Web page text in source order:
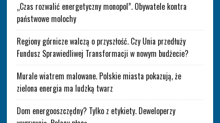
„Czas rozwalić energetyczny monopol”. Obywatele kontra
państwowe molochy
Regiony górnicze walczą o przyszłość. Czy Unia przedłuży
Fundusz Sprawiedliwej Transformacji w nowym budżecie?
Murale wiatrem malowane. Polskie miasta pokazują, że
zielona energia ma ludzką twarz
Dom energooszczędny? Tylko z etykiety. Deweloperzy